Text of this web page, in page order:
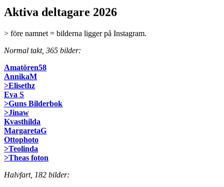
Aktiva deltagare 2026
> före namnet = bilderna ligger på Instagram.
Normal takt, 365 bilder:
Amatören58
AnnikaM
>Elisethz
Eva S
>Guns Bilderbok
>Jinaw
Kvasthilda
MargaretaG
Ottophoto
>Teolinda
>Theas foton
Halvfart, 182 bilder: